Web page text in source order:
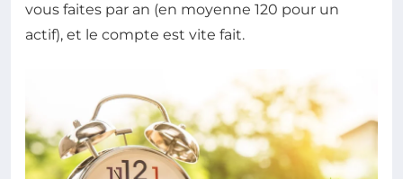
vous faites par an (en moyenne 120 pour un
actif), et le compte est vite fait.